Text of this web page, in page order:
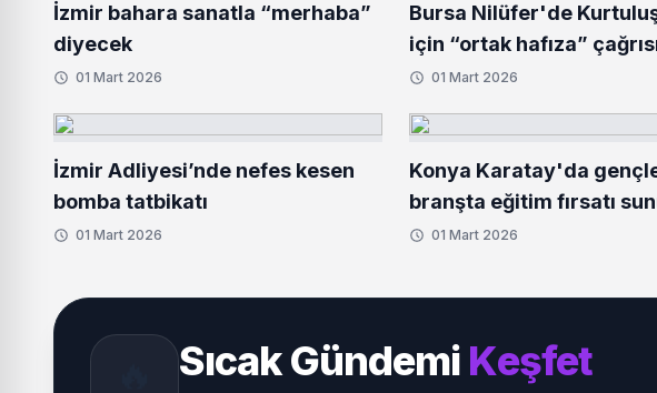
İzmir bahara sanatla “merhaba”
diyecek
01 Mart 2026
Bursa Nilüfer'de
için “ortak hafıza”
01 Mart 2026
İzmir Adliyesi’nde nefes kesen
bomba tatbikatı
01 Mart 2026
Konya Karatay'da
branşta eğitim fırsatı
01 Mart 2026
Sıcak Gündemi Keşfet